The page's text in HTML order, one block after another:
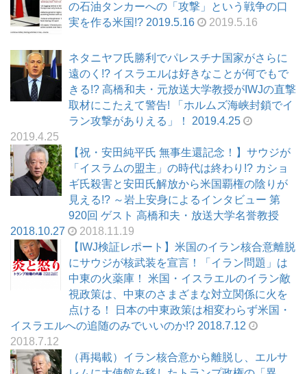
の石油タンカーへの「攻撃」という戦争の口
実を作る米国!? 2019.5.16
2019.5.16
ネタニヤフ氏勝利でパレスチナ国家がさらに
遠のく!? イスラエルは好きなことが何でもで
きる!? 高橋和夫・元放送大学教授がIWJの直撃
取材にこたえて警告! 「ホルムズ海峡封鎖でイ
ラン攻撃がありえる」！ 2019.4.25
2019.4.25
【祝・安田純平氏 無事生還記念！】サウジが
「イスラムの盟主」の時代は終わり!? カショ
ギ氏殺害と安田氏解放から米国覇権の陰りが
見える!? ～岩上安身によるインタビュー 第
920回 ゲスト 高橋和夫・放送大学名誉教授
2018.10.27
2018.11.19
【IWJ検証レポート】米国のイラン核合意離脱
にサウジが核武装を宣言！「イラン問題」は
中東の火薬庫！ 米国・イスラエルのイラン敵
視政策は、中東のさまざまな対立関係に火を
点ける！ 日本の中東政策は相変わらず米国・
イスラエルへの追随のみでいいのか!? 2018.7.12
2018.7.12
（再掲載）イラン核合意から離脱し、エルサ